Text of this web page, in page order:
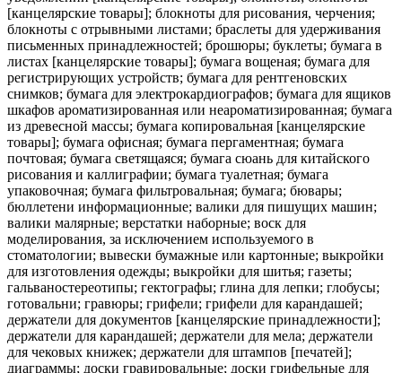
[канцелярские товары]; блокноты для рисования, черчения;
блокноты с отрывными листами; браслеты для удерживания
письменных принадлежностей; брошюры; буклеты; бумага в
листах [канцелярские товары]; бумага вощеная; бумага для
регистрирующих устройств; бумага для рентгеновских
снимков; бумага для электрокардиографов; бумага для ящиков
шкафов ароматизированная или неароматизированная; бумага
из древесной массы; бумага копировальная [канцелярские
товары]; бумага офисная; бумага пергаментная; бумага
почтовая; бумага светящаяся; бумага сюань для китайского
рисования и каллиграфии; бумага туалетная; бумага
упаковочная; бумага фильтровальная; бумага; бювары;
бюллетени информационные; валики для пишущих машин;
валики малярные; верстатки наборные; воск для
моделирования, за исключением используемого в
стоматологии; вывески бумажные или картонные; выкройки
для изготовления одежды; выкройки для шитья; газеты;
гальваностереотипы; гектографы; глина для лепки; глобусы;
готовальни; гравюры; грифели; грифели для карандашей;
держатели для документов [канцелярские принадлежности];
держатели для карандашей; держатели для мела; держатели
для чековых книжек; держатели для штампов [печатей];
диаграммы; доски гравировальные; доски грифельные для